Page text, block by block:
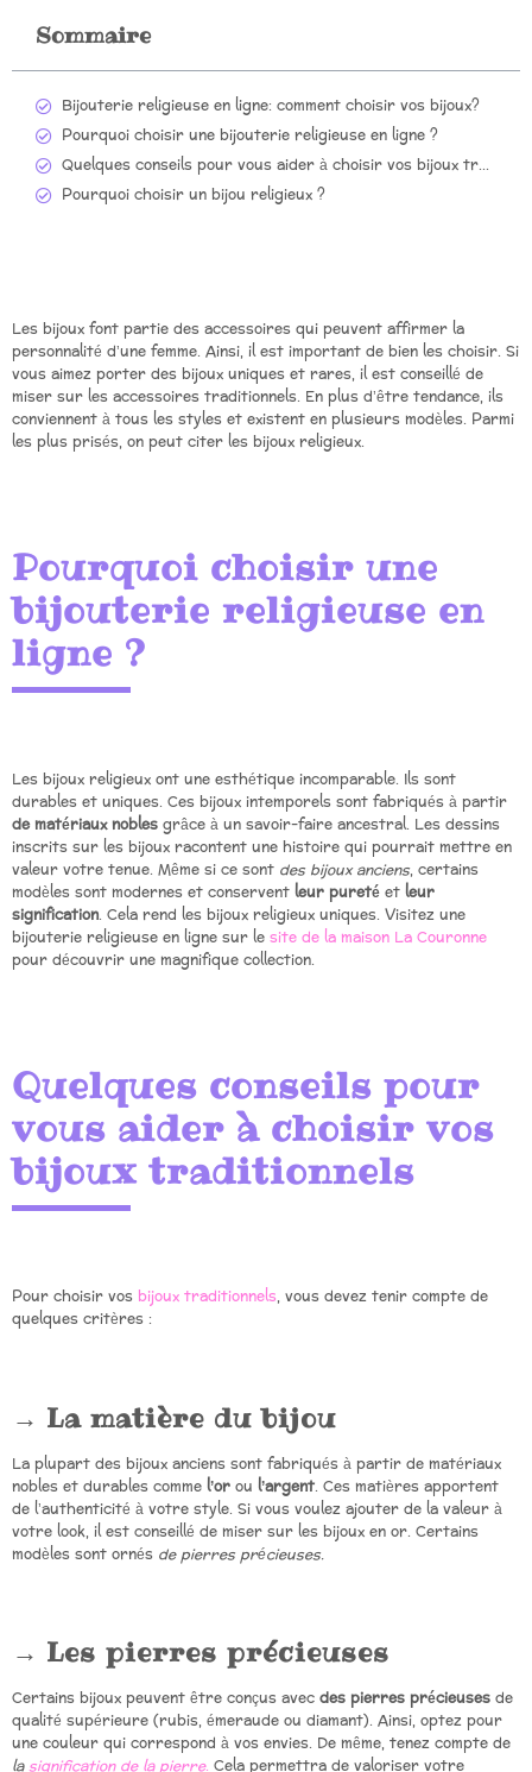
Sommaire
Bijouterie religieuse en ligne: comment choisir vos bijoux?
Pourquoi choisir une bijouterie religieuse en ligne ?
Quelques conseils pour vous aider à choisir vos bijoux traditionnels
Pourquoi choisir un bijou religieux ?
Les bijoux font partie des accessoires qui peuvent affirmer la
personnalité d’une femme. Ainsi, il est important de bien les choisir. Si
vous aimez porter des bijoux uniques et rares, il est conseillé de
miser sur les accessoires traditionnels. En plus d’être tendance, ils
conviennent à tous les styles et existent en plusieurs modèles. Parmi
les plus prisés, on peut citer les bijoux religieux.
Pourquoi choisir une
bijouterie religieuse en
ligne ?
Les bijoux religieux ont une esthétique incomparable. Ils sont
durables et uniques. Ces bijoux intemporels sont fabriqués à partir
de matériaux noblesgrâce à un savoir-faire ancestral. Les dessins
inscrits sur les bijoux racontent une histoire qui pourrait mettre en
valeur votre tenue. Même si ce sont des bijoux anciens, certains
modèles sont modernes et conserventleur puretéetleur
signification. Cela rend les bijoux religieux uniques. Visitez une
bijouterie religieuse en ligne sur lesite de la maison La Couronne
pour découvrir une magnifique collection.
Quelques conseils pour
vous aider à choisir vos
bijoux traditionnels
Pour choisir vos bijoux traditionnels, vous devez tenir compte de
quelques critères :
La matière du bijou
La plupart des bijoux anciens sont fabriqués à partir de matériaux
nobles et durables commel’orou l’argent. Ces matières apportent
de l’authenticité à votre style. Si vous voulez ajouter de la valeur à
votre look, il est conseillé de miser sur les bijoux en or. Certains
modèles sont ornés de pierres précieuses.
Les pierres précieuses
Certains bijoux peuvent être conçus avecdes pierres précieusesde
qualité supérieure (rubis, émeraude ou diamant). Ainsi, optez pour
une couleur qui correspond à vos envies. De même, tenez compte de
lasignification de la pierre. Cela permettra de valoriser votre